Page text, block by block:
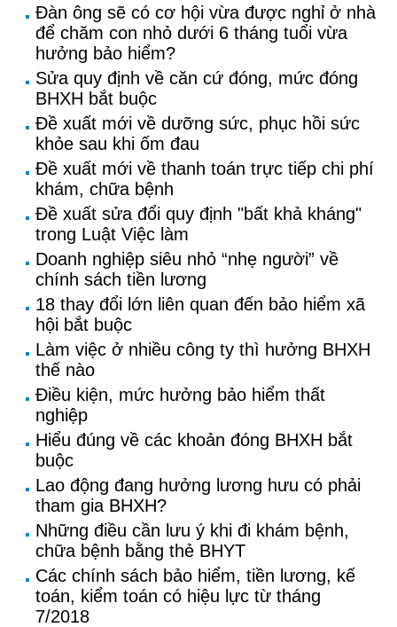
Đàn ông sẽ có cơ hội vừa được nghỉ ở nhà
để chăm con nhỏ dưới 6 tháng tuổi vừa
hưởng bảo hiểm?
Sửa quy định về căn cứ đóng, mức đóng
BHXH bắt buộc
Đề xuất mới về dưỡng sức, phục hồi sức
khỏe sau khi ốm đau
Đề xuất mới về thanh toán trực tiếp chi phí
khám, chữa bệnh
Đề xuất sửa đổi quy định "bất khả kháng"
trong Luật Việc làm
Doanh nghiệp siêu nhỏ “nhẹ người” về
chính sách tiền lương
18 thay đổi lớn liên quan đến bảo hiểm xã
hội bắt buộc
Làm việc ở nhiều công ty thì hưởng BHXH
thế nào
Điều kiện, mức hưởng bảo hiểm thất
nghiệp
Hiểu đúng về các khoản đóng BHXH bắt
buộc
Lao động đang hưởng lương hưu có phải
tham gia BHXH?
Những điều cần lưu ý khi đi khám bệnh,
chữa bệnh bằng thẻ BHYT
Các chính sách bảo hiểm, tiền lương, kế
toán, kiểm toán có hiệu lực từ tháng
7/2018